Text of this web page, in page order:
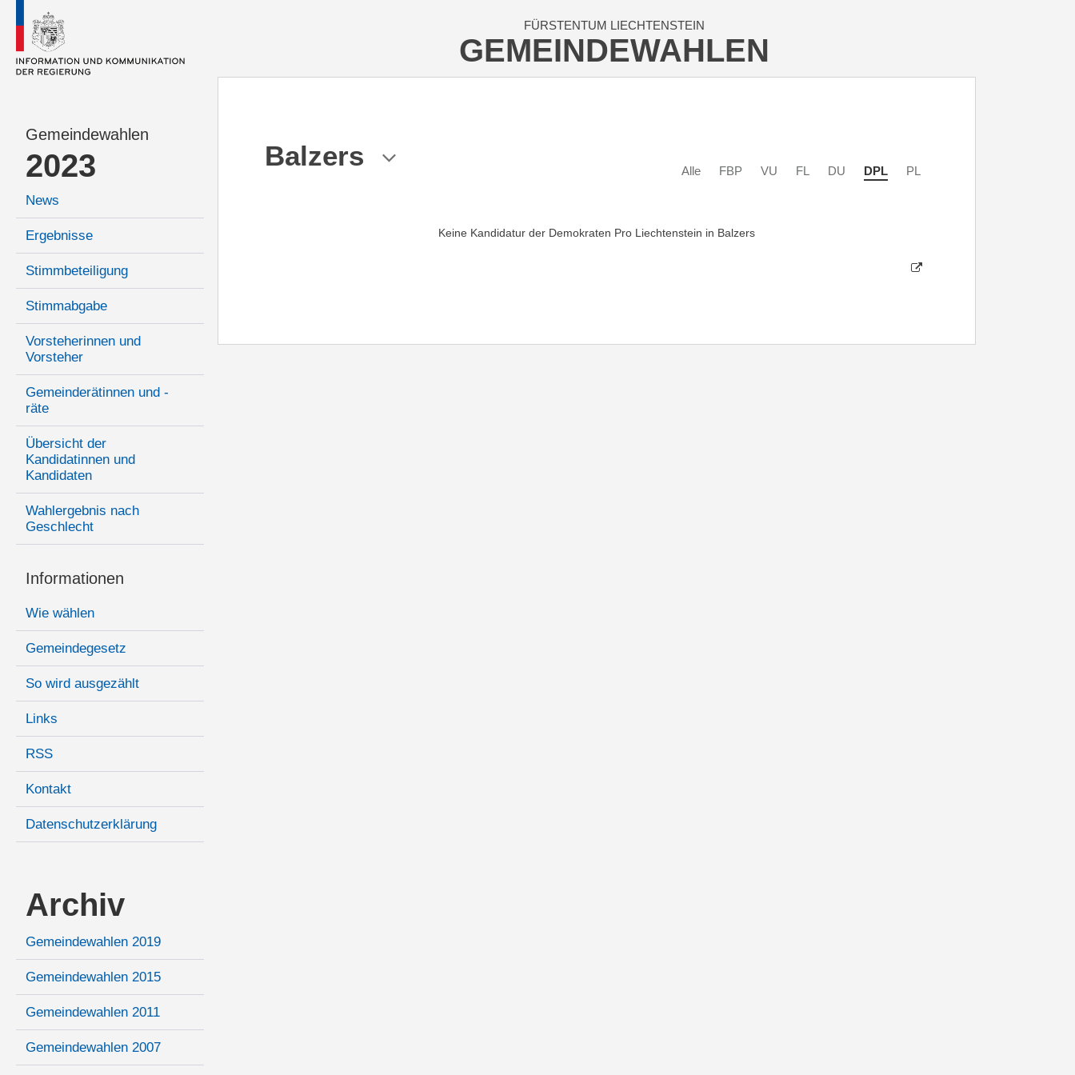
FÜRSTENTUM LIECHTENSTEIN
GEMEINDEWAHLEN
Gemeindewahlen
2023
News
Ergebnisse
Stimmbeteiligung
Stimmabgabe
Vorsteherinnen und
Vorsteher
Gemeinderätinnen und -
räte
Übersicht der
Kandidatinnen und
Kandidaten
Wahlergebnis nach
Geschlecht
Informationen
Wie wählen
Gemeindegesetz
So wird ausgezählt
Links
RSS
Kontakt
Datenschutzerklärung
Archiv
Gemeindewahlen 2019
Gemeindewahlen 2015
Gemeindewahlen 2011
Gemeindewahlen 2007
Balzers Alle FBP VU FL DU DPL PL
Keine Kandidatur der Demokraten Pro Liechtenstein in Balzers